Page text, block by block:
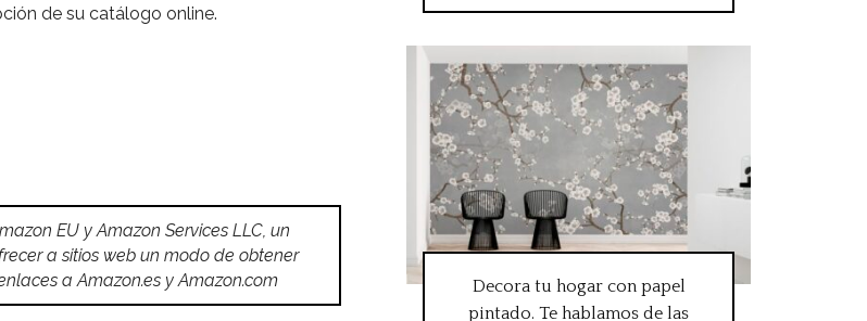
de su catálogo online.
EU y Amazon Services LLC, un
a sitios web un modo de obtener
a Amazon.es y Amazon.com
Decora tu hogar con papel
pintado. Te hablamos de las